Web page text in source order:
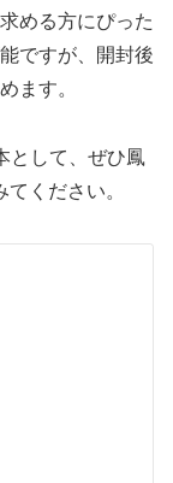
める方にぴった
ですが、開封後
ます。
として、ぜひ鳳
ください。